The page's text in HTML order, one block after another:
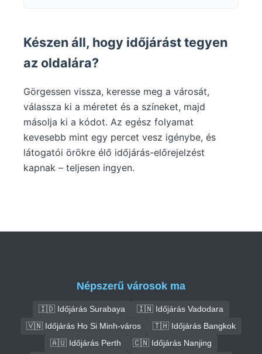
Készen áll, hogy időjárást tegyen
az oldalára?
Görgessen vissza, keresse meg a városát,
válassza ki a méretet és a színeket, majd
másolja ki a kódot. Az egész folyamat
kevesebb mint egy percet vesz igénybe, és
látogatói örökre élő időjárás-előrejelzést
kapnak – teljesen ingyen.
Népszerű városok ma
🇮🇩 Időjárás Surabaya
🇮🇳 Időjárás Vadodara
🇻🇳 Időjárás Ho Si Minh-város
🇹🇭 Időjárás Bangkok
🇦🇺 Időjárás Perth
🇨🇳 Időjárás Nanjing